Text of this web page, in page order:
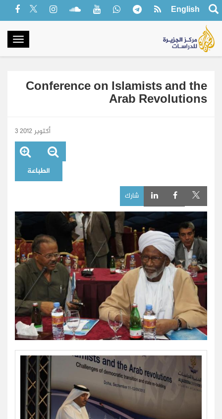
English
Conference on Islamists and the
Arab Revolutions
3 أكتوبر 2012
الطباعة
شارك